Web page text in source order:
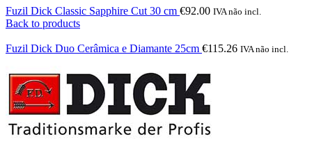
Fuzil Dick Classic Sapphire Cut 30 cm €92.00 IVA não incl.
Back to products
Fuzil Dick Duo Cerâmica e Diamante 25cm €115.26 IVA não incl.